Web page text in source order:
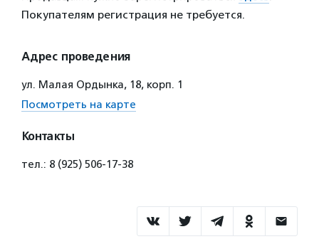
Покупателям регистрация не требуется.
Адрес проведения
ул. Малая Ордынка, 18, корп. 1
Посмотреть на карте
Контакты
тел.: 8 (925) 506-17-38